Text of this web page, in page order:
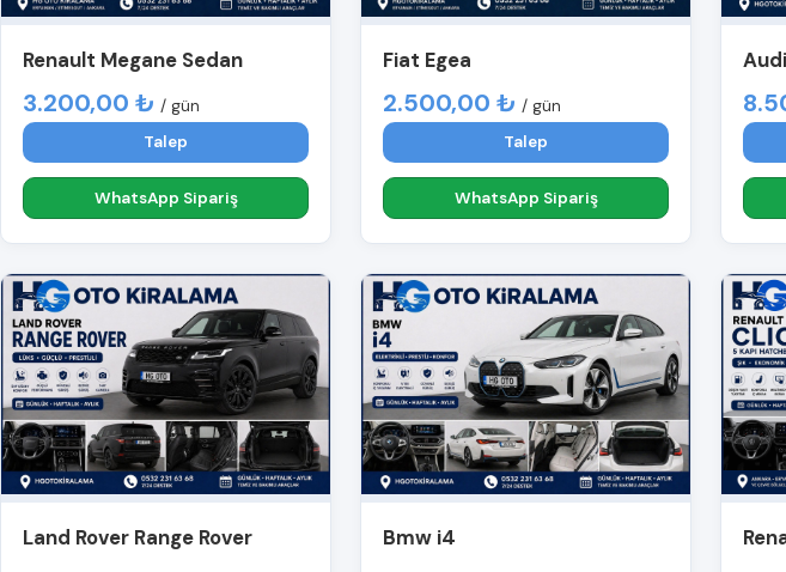
Renault Megane Sedan
3.200,00 ₺ / gün
Talep
WhatsApp Sipariş
Fiat Egea
2.500,00 ₺ / gün
Talep
WhatsApp Sipariş
Land Rover Range Rover Bmw i4